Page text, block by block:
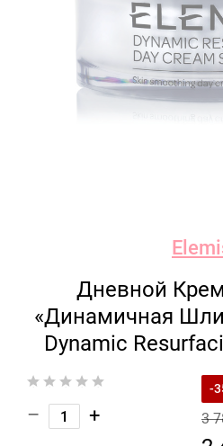
Дневной
«Динамичная
Dynamic
– +
-
3